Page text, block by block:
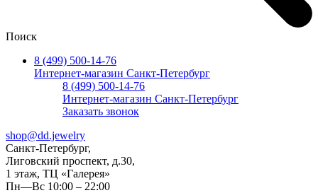
Поиск
8 (499) 500-14-76
Интернет-магазин Санкт-Петербург
8 (499) 500-14-76
Интернет-магазин Санкт-Петербург
Заказать звонок
shop@dd.jewelry
Санкт-Петербург,
Лиговский проспект, д.30,
1 этаж, ТЦ «Галерея»
Пн—Вс 10:00 – 22:00